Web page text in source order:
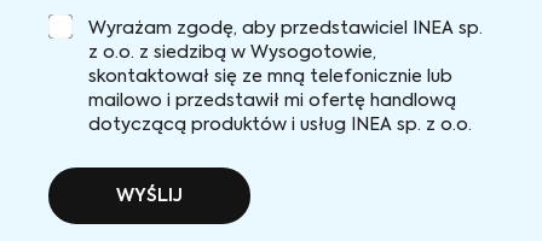
Wyrażam zgodę, aby przedstawiciel INEA sp.
z o.o. z siedzibą w Wysogotowie,
skontaktował się ze mną telefonicznie lub
mailowo i przedstawił mi ofertę handlową
dotyczącą produktów i usług INEA sp. z o.o.
WYŚLIJ